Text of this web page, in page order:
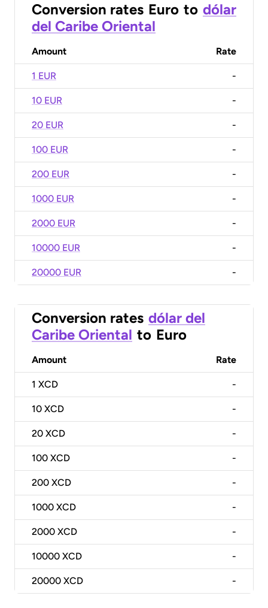
Conversion rates Euro to dólar
del Caribe Oriental
Amount Rate
1 EUR -
10 EUR -
20 EUR -
100 EUR -
200 EUR -
1000 EUR -
2000 EUR -
10000 EUR -
20000 EUR -
Conversion rates dólar del
Caribe Oriental to Euro
Amount Rate
1 XCD -
10 XCD -
20 XCD -
100 XCD -
200 XCD -
1000 XCD -
2000 XCD -
10000 XCD -
20000 XCD -